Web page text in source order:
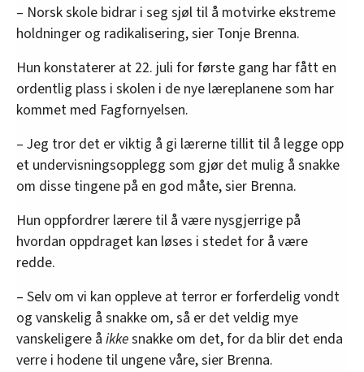
– Norsk skole bidrar i seg sjøl til å motvirke ekstreme
holdninger og radikalisering, sier Tonje Brenna.
Hun konstaterer at 22. juli for første gang har fått en
ordentlig plass i skolen i de nye læreplanene som har
kommet med Fagfornyelsen.
– Jeg tror det er viktig å gi lærerne tillit til å legge opp
et undervisningsopplegg som gjør det mulig å snakke
om disse tingene på en god måte, sier Brenna.
Hun oppfordrer lærere til å være nysgjerrige på
hvordan oppdraget kan løses i stedet for å være
redde.
– Selv om vi kan oppleve at terror er forferdelig vondt
og vanskelig å snakke om, så er det veldig mye
vanskeligere å ikkesnakke om det, for da blir det enda
verre i hodene til ungene våre, sier Brenna.